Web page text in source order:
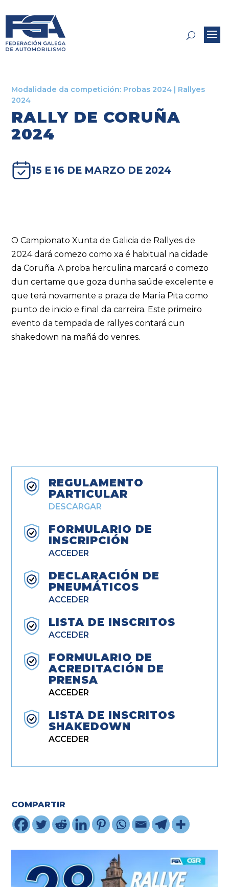
Modalidade da competición: Probas 2024 | Rallyes
2024
RALLY DE CORUÑA
2024
15 E 16 DE MARZO DE 2024
O Campionato Xunta de Galicia de Rallyes de
2024 dará comezo como xa é habitual na cidade
da Coruña. A proba herculina marcará o comezo
dun certame que goza dunha saúde excelente e
que terá novamente a praza de María Pita como
punto de inicio e final da carreira. Este primeiro
evento da tempada de rallyes contará cun
shakedown na mañá do venres.
REGULAMENTO
PARTICULAR
DESCARGAR
FORMULARIO DE
INSCRIPCIÓN
ACCEDER
DECLARACIÓN DE
PNEUMÁTICOS
ACCEDER
LISTA DE INSCRITOS
ACCEDER
FORMULARIO DE
ACREDITACIÓN DE
PRENSA
ACCEDER
LISTA DE INSCRITOS
SHAKEDOWN
ACCEDER
COMPARTIR